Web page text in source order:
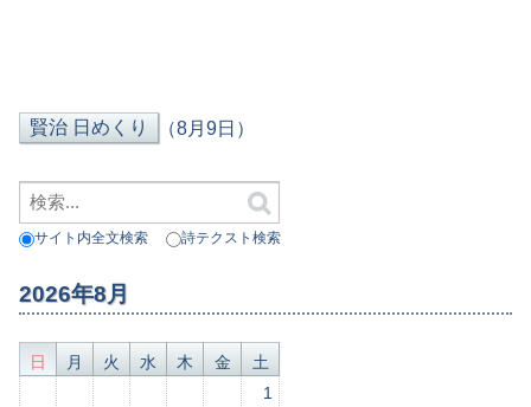
（8月9日）
サイト内全文検索 詩テクスト検索
2026年8月
日 月 火 水 木 金
土
1